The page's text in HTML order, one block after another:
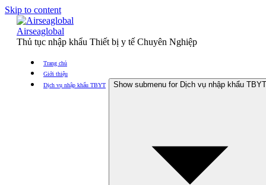
Skip to content
Airseaglobal
Thủ tục nhập khẩu Thiết bị y tế Chuyên Nghiệp
Trang chủ
Giới thiệu
Dịch vụ nhập khẩu TBYT
Show submenu for Dịch vụ nhập khẩu TBYT